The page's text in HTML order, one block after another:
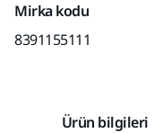
Mirka kodu
8391155111
Ürün bilgileri